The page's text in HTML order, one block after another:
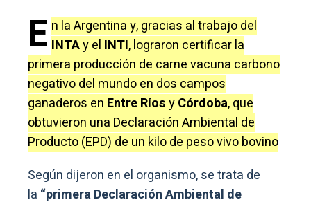
E n la Argentina y, gracias al trabajo del
INTAy el INTI, lograron certificar la
primera producción de carne vacuna carbono
negativo del mundo en dos campos
ganaderos en Entre RíosyCórdoba, que
obtuvieron una Declaración Ambiental de
Producto (EPD) de un kilo de peso vivo bovino
Según dijeron en el organismo, se trata de
la “primera Declaración Ambiental de